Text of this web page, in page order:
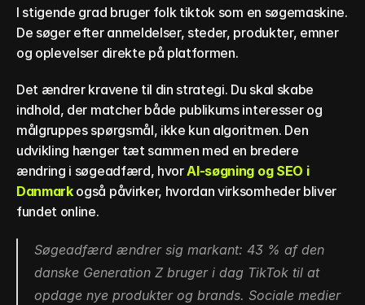
I stigende grad bruger folk tiktok som en søgemaskine.
De søger efter anmeldelser, steder, produkter, emner
og oplevelser direkte på platformen.
Det ændrer kravene til din strategi. Du skal skabe
indhold, der matcher både publikums interesser og
målgruppes spørgsmål, ikke kun algoritmen. Den
udvikling hænger tæt sammen med en bredere
ændring i søgeadfærd, hvor AI-søgning og SEO i
Danmark også påvirker, hvordan virksomheder bliver
fundet online.
Søgeadfærd ændrer sig markant: 43 % af den
danske Generation Z bruger i dag TikTok til at
opdage nye produkter og brands. Sociale medier